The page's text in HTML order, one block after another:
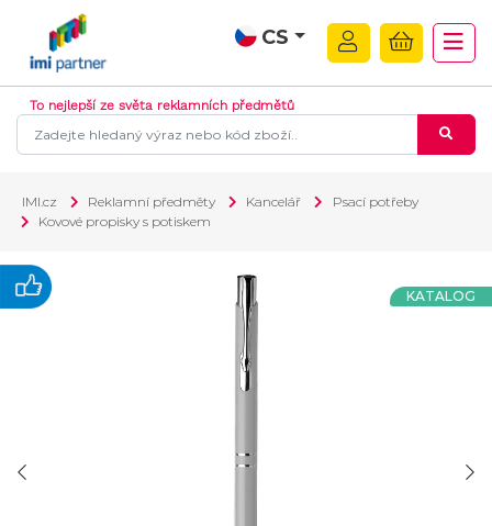
CS
To nejlepší ze světa reklamních předmětů
IMI.cz Reklamní předměty Kancelář
Psací potřeby
Kovové propisky s potiskem
KATALOG